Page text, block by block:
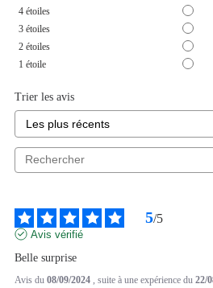
4 étoiles
3 étoiles
2 étoiles
1 étoile
Trier les avis
5/5
Avis vérifié
Belle surprise
Avis du 08/09/2024 , suite à une expérience du 22/